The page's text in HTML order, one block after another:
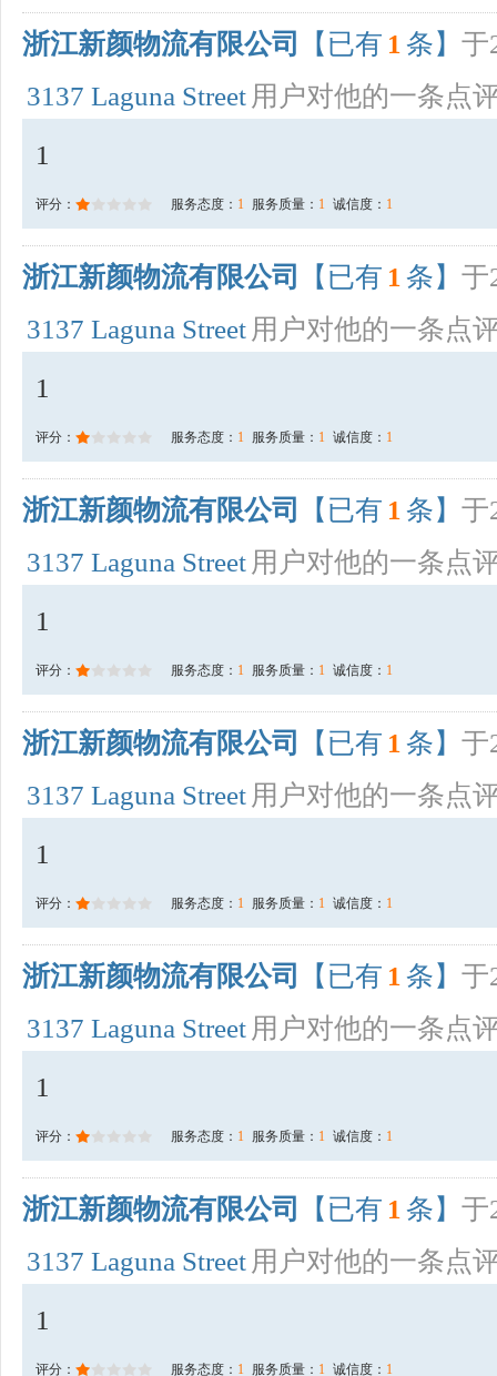
浙江新颜物流有限公司 【已有 1 条】 于
3137 Laguna Street 用户对他的一条点
1
评分： 服务态度： 1 服务质量： 1 诚信度： 1
浙江新颜物流有限公司 【已有 1 条】 于
3137 Laguna Street 用户对他的一条点
1
评分： 服务态度： 1 服务质量： 1 诚信度： 1
浙江新颜物流有限公司 【已有 1 条】 于
3137 Laguna Street 用户对他的一条点
1
评分： 服务态度： 1 服务质量： 1 诚信度： 1
浙江新颜物流有限公司 【已有 1 条】 于
3137 Laguna Street 用户对他的一条点
1
评分： 服务态度： 1 服务质量： 1 诚信度： 1
浙江新颜物流有限公司 【已有 1 条】 于
3137 Laguna Street 用户对他的一条点
1
评分： 服务态度： 1 服务质量： 1 诚信度： 1
浙江新颜物流有限公司 【已有 1 条】 于
3137 Laguna Street 用户对他的一条点
1
评分： 服务态度： 1 服务质量： 1 诚信度： 1